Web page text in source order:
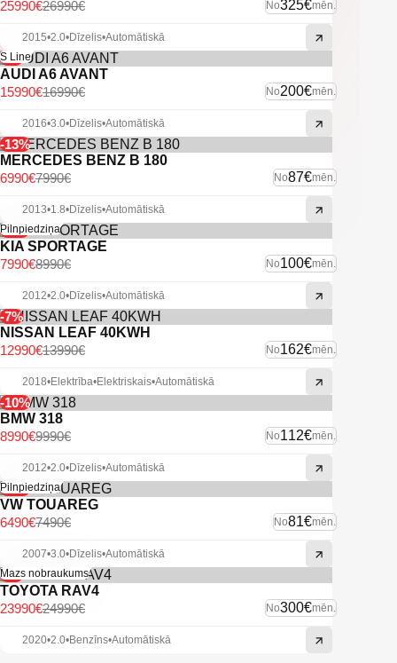
No325€mēn.
26990€
25990€
2015•2.0•Dīzelis•Automātiskā
-6%
S Line
AUDI A6 AVANT
No200€mēn.
16990€
15990€
2016•3.0•Dīzelis•Automātiskā
-13%
MERCEDES BENZ B 180
No87€mēn.
7990€
6990€
2013•1.8•Dīzelis•Automātiskā
-11%
Pilnpiedziņa
KIA SPORTAGE
No100€mēn.
8990€
7990€
2012•2.0•Dīzelis•Automātiskā
-7%
NISSAN LEAF 40KWH
No162€mēn.
13990€
12990€
2018•Elektrība•Elektriskais•Automātiskā
-10%
BMW 318
No112€mēn.
9990€
8990€
2012•2.0•Dīzelis•Automātiskā
-13%
Pilnpiedziņa
VW TOUAREG
No81€mēn.
7490€
6490€
2007•3.0•Dīzelis•Automātiskā
-4%
Mazs nobraukums
TOYOTA RAV4
No300€mēn.
24990€
23990€
2020•2.0•Benzīns•Automātiskā